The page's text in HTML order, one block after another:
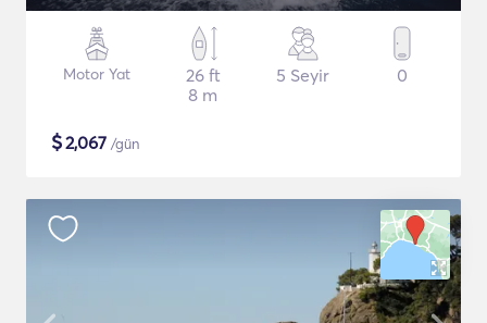
Motor Yat
26 ft
8 m
5 Seyir 0
$2,067 /gün